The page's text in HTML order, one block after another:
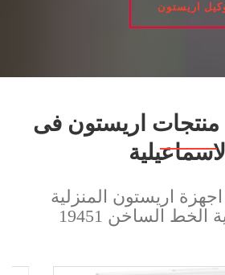
اريستون
منتجات اريستون فى
الاسماعيلية
اريستون المنزلية
الخط الساخن 19451